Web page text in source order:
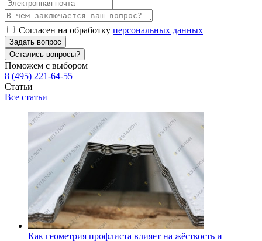
Согласен на обработку персональных данных
Задать вопрос
Остались вопросы?
Поможем с выбором
8 (495) 221-64-55
Статьи
Все статьи
Как геометрия профлиста влияет на жёсткость и